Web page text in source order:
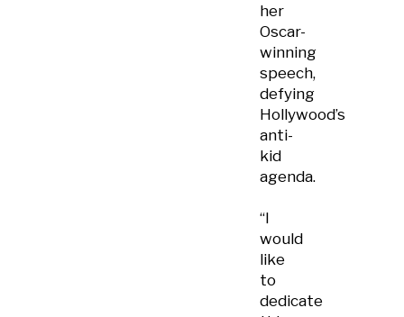
her
Oscar-
winning
speech,
defying
Hollywood’s
anti-
kid
agenda.
“I
would
like
to
dedicate